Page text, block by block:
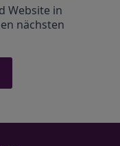
Website in
nächsten